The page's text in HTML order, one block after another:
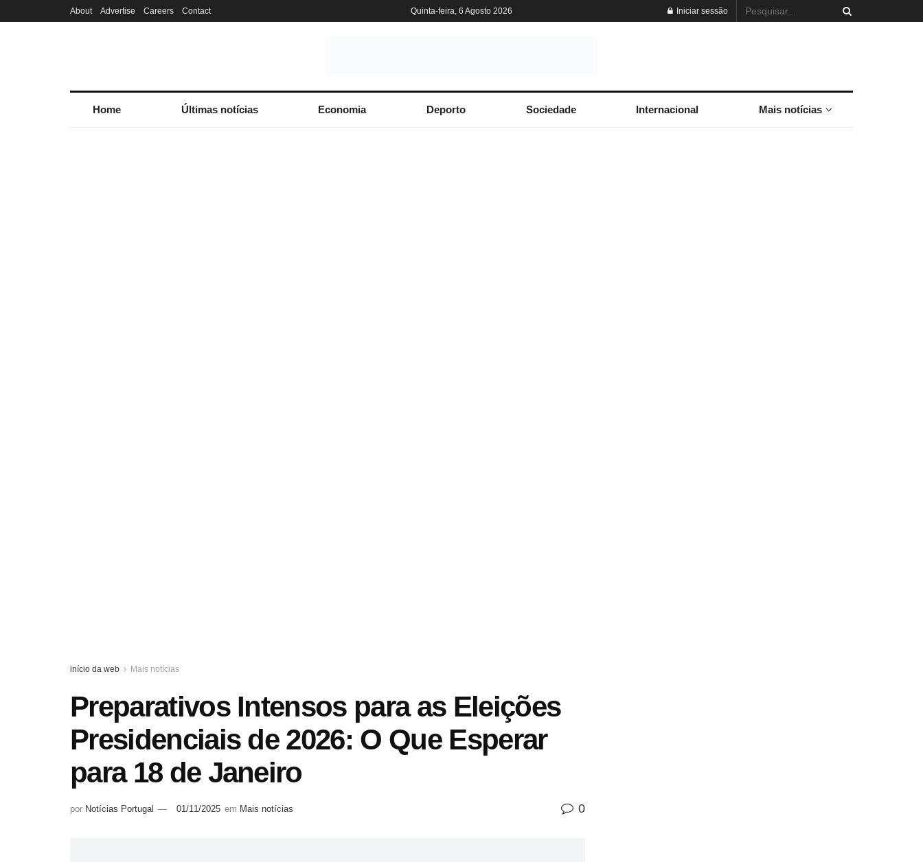
About Advertise Careers Contact Quinta-feira, 6 Agosto 2026 Iniciar sessão
Home Últimas notícias Economia Deporto Sociedade Internacional Mais notícias
início da web Mais notícias
Preparativos Intensos para as Eleições
Presidenciais de 2026: O Que Esperar
para 18 de Janeiro
por Notícias Portugal 01/11/2025 em Mais notícias 0